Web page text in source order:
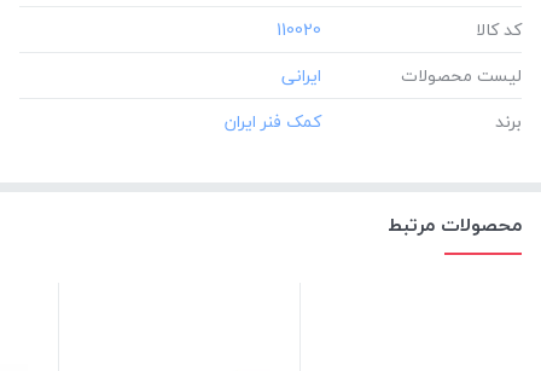
کد کالا
‎110020
لیست محصولات
برند
محصولات مرتبط